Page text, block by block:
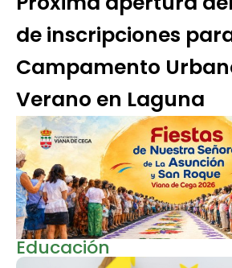
de inscripciones
Campamento
Verano en Laguna
Educación